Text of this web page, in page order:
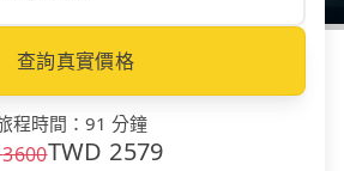
查詢真實價格
程時間 ： 91 分鐘
3600TWD 2579